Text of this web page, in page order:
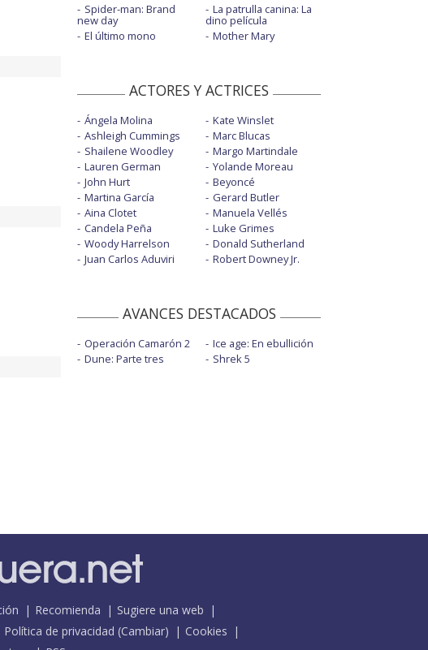
Spider-man: Brand
new day
El último mono
La patrulla canina: La
dino película
Mother Mary
ACTORES Y ACTRICES
Ángela Molina
Ashleigh Cummings
Shailene Woodley
Lauren German
John Hurt
Martina García
Aina Clotet
Candela Peña
Woody Harrelson
Juan Carlos Aduviri
Kate Winslet
Marc Blucas
Margo Martindale
Yolande Moreau
Beyoncé
Gerard Butler
Manuela Vellés
Luke Grimes
Donald Sutherland
Robert Downey Jr.
AVANCES DESTACADOS
Operación Camarón 2
Dune: Parte tres
Ice age: En ebullición
Shrek 5
Recomienda
Sugiere una web
Política de privacidad (Cambiar)
Cookies